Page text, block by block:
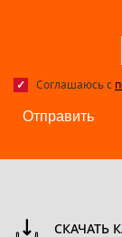
Соглашаюсь с
Отправить
СКАЧАТЬ